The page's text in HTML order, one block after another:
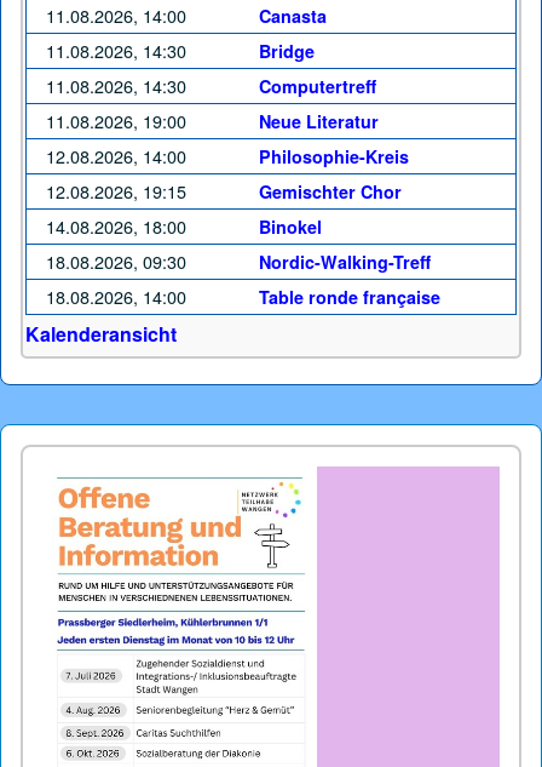
11.08.2026, 14:00 Canasta
11.08.2026, 14:30 Bridge
11.08.2026, 14:30 Computertreff
11.08.2026, 19:00 Neue Literatur
12.08.2026, 14:00 Philosophie-Kreis
12.08.2026, 19:15 Gemischter Chor
14.08.2026, 18:00 Binokel
18.08.2026, 09:30 Nordic-Walking-Treff
18.08.2026, 14:00 Table ronde française
Kalenderansicht